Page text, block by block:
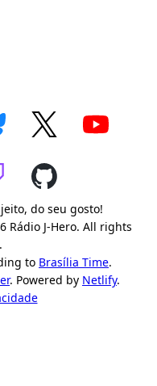
do seu gosto!
Rádio J-Hero. All rights
to Brasília Time.
. Powered by Netlify.